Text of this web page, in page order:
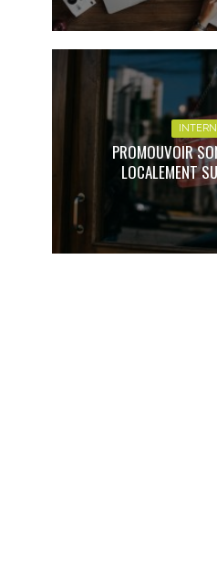
PROMOUVOIR
LOCALEMENT